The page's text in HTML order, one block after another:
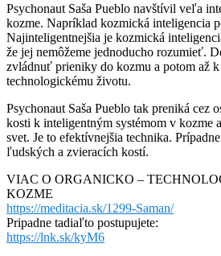
Psychonaut Saša Pueblo navštívil veľa
kozme. Napríklad kozmická inteligencia
Najinteligentnejšia je kozmická
že jej nemôžeme jednoducho rozumieť.
zvládnuť prieniky do kozmu a potom až
technologickému životu.
Psychonaut Saša Pueblo tak preniká cez
kosti k inteligentným systémom v kozme
svet. Je to efektívnejšia technika.
ľudských a zvieracích kostí.
VIAC O ORGANICKO –
KOZME
https://meditacia.sk/1299-Saman/
Pripadne tadiaľto postupujete:
https://lnk.sk/kyM6